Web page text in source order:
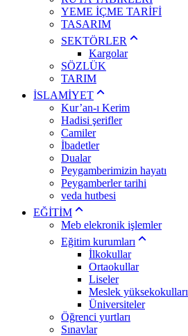
YEME İÇME TARİFİ
TASARIM
SEKTÖRLER
Kargolar
SÖZLÜK
TARIM
İSLAMİYET
Kur’an-ı Kerim
Hadisi şerifler
Camiler
İbadetler
Dualar
Peygamberimizin hayatı
Peygamberler tarihi
veda hutbesi
EĞİTİM
Meb elekronik işlemler
Eğitim kurumları
İlkokullar
Ortaokullar
Liseler
Meslek yüksekokulları
Üniversiteler
Öğrenci yurtları
Sınavlar